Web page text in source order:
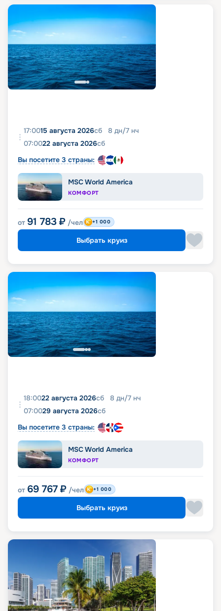
17:0015 августа 2026сб 8 дн/7 нч
07:0022 августа 2026сб
Вы посетите 3 страны:
MSC World America
КОМФОРТ
от 91 783 ₽ /чел +1 000
Выбрать круиз
18:0022 августа 2026сб 8 дн/7 нч
07:0029 августа 2026сб
Вы посетите 3 страны:
MSC World America
КОМФОРТ
от 69 767 ₽ /чел +1 000
Выбрать круиз